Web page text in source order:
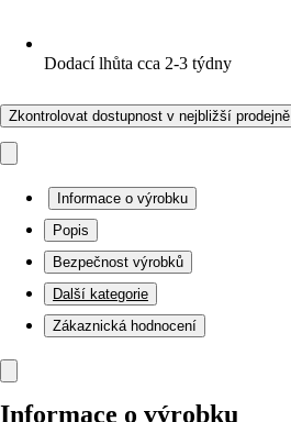
Dodací lhůta cca 2-3 týdny
Zkontrolovat dostupnost v nejbližší prodejně
Informace o výrobku
Popis
Bezpečnost výrobků
Další kategorie
Zákaznická hodnocení
Informace o výrobku